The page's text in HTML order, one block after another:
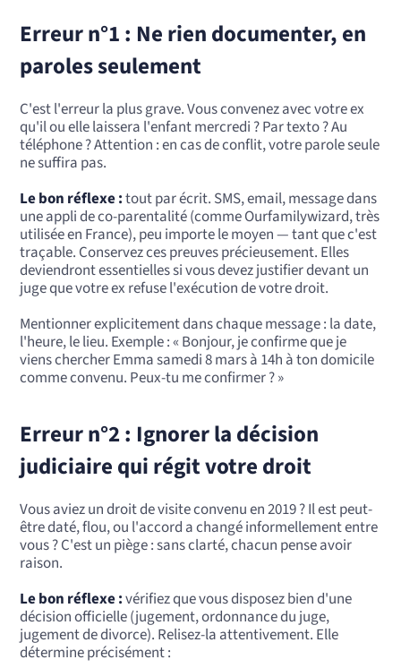
Erreur n°1 : Ne rien documenter, en
paroles seulement
C'est l'erreur la plus grave. Vous convenez avec votre ex
qu'il ou elle laissera l'enfant mercredi ? Par texto ? Au
téléphone ? Attention : en cas de conflit, votre parole seule
ne suffira pas.
Le bon réflexe :tout par écrit. SMS, email, message dans
une appli de co-parentalité (comme Ourfamilywizard, très
utilisée en France), peu importe le moyen — tant que c'est
traçable. Conservez ces preuves précieusement. Elles
deviendront essentielles si vous devez justifier devant un
juge que votre ex refuse l'exécution de votre droit.
Mentionner explicitement dans chaque message : la date,
l'heure, le lieu. Exemple : « Bonjour, je confirme que je
viens chercher Emma samedi 8 mars à 14h à ton domicile
comme convenu. Peux-tu me confirmer ? »
Erreur n°2 : Ignorer la décision
judiciaire qui régit votre droit
Vous aviez un droit de visite convenu en 2019 ? Il est peut-
être daté, flou, ou l'accord a changé informellement entre
vous ? C'est un piège : sans clarté, chacun pense avoir
raison.
Le bon réflexe :vérifiez que vous disposez bien d'une
décision officielle (jugement, ordonnance du juge,
jugement de divorce). Relisez-la attentivement. Elle
détermine précisément :